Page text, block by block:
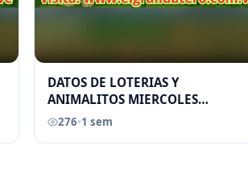
DATOS DE LOTERIAS Y
ANIMALITOS MIERCOLES
29/07/2026 ELGRANDATERO JOSE
276•1 sem